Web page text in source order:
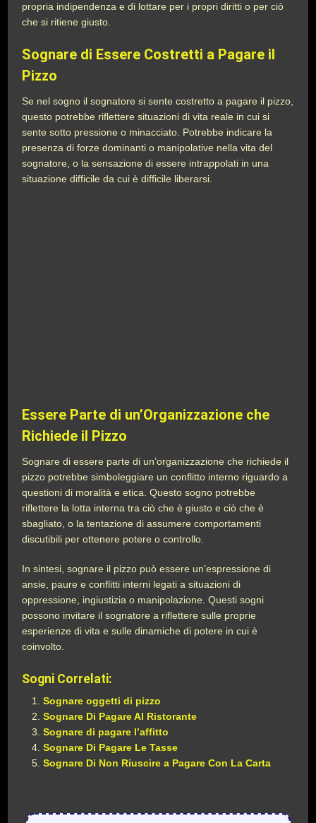
propria indipendenza e di lottare per i propri diritti o per ciò
che si ritiene giusto.
Sognare di Essere Costretti a Pagare il
Pizzo
Se nel sogno il sognatore si sente costretto a pagare il pizzo,
questo potrebbe riflettere situazioni di vita reale in cui si
sente sotto pressione o minacciato. Potrebbe indicare la
presenza di forze dominanti o manipolative nella vita del
sognatore, o la sensazione di essere intrappolati in una
situazione difficile da cui è difficile liberarsi.
Essere Parte di un’Organizzazione che
Richiede il Pizzo
Sognare di essere parte di un’organizzazione che richiede il
pizzo potrebbe simboleggiare un conflitto interno riguardo a
questioni di moralità e etica. Questo sogno potrebbe
riflettere la lotta interna tra ciò che è giusto e ciò che è
sbagliato, o la tentazione di assumere comportamenti
discutibili per ottenere potere o controllo.
In sintesi, sognare il pizzo può essere un’espressione di
ansie, paure e conflitti interni legati a situazioni di
oppressione, ingiustizia o manipolazione. Questi sogni
possono invitare il sognatore a riflettere sulle proprie
esperienze di vita e sulle dinamiche di potere in cui è
coinvolto.
Sogni Correlati:
Sognare oggetti di pizzo
Sognare Di Pagare Al Ristorante
Sognare di pagare l’affitto
Sognare Di Pagare Le Tasse
Sognare Di Non Riuscire a Pagare Con La Carta